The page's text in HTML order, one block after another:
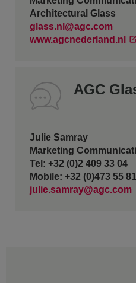
Architectural Glass
glass.nl@agc.com
www.agcnederland.nl
AGC
Julie Samray
Marketing
Tel: +32 (0)2 409 33 04
Mobile: +32 (0)473 55
julie.samray@agc.com